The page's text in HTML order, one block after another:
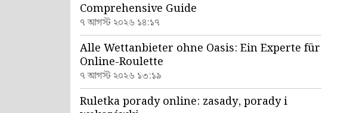
Comprehensive Guide
৭ আগস্ট ২০২৬ ১৪:১৭
Alle Wettanbieter ohne Oasis: Ein Experte für
Online-Roulette
৭ আগস্ট ২০২৬ ১৩:১৯
Ruletka porady online: zasady, porady i